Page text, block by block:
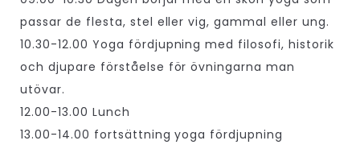
passar de flesta, stel eller vig, gammal eller ung.
10.30-12.00 Yoga fördjupning med filosofi, historik
och djupare förståelse för övningarna man
utövar.
12.00-13.00 Lunch
13.00-14.00 fortsättning yoga fördjupning